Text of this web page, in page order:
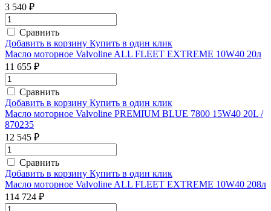
3 540 ₽
Сравнить
Добавить в корзину Купить в один клик
Масло моторное Valvoline ALL FLEET EXTREME 10W40 20л
11 655 ₽
Сравнить
Добавить в корзину Купить в один клик
Масло моторное Valvoline PREMIUM BLUE 7800 15W40 20L /
870235
12 545 ₽
Сравнить
Добавить в корзину Купить в один клик
Масло моторное Valvoline ALL FLEET EXTREME 10W40 208л
114 724 ₽